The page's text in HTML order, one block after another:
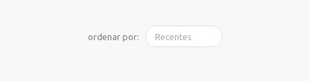
ordenar por: